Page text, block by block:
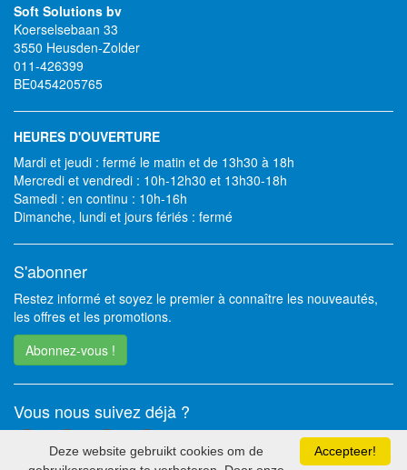
Soft Solutions bv
Koerselsebaan 33
3550 Heusden-Zolder
011-426399
BE0454205765
HEURES D'OUVERTURE
Mardi et jeudi : fermé le matin et de 13h30 à 18h
Mercredi et vendredi : 10h-12h30 et 13h30-18h
Samedi : en continu : 10h-16h
Dimanche, lundi et jours fériés : fermé
S'abonner
Restez informé et soyez le premier à connaître les nouveautés,
les offres et les promotions.
Abonnez-vous !
Vous nous suivez déjà ?
Accepteer!
Deze website gebruikt cookies om de